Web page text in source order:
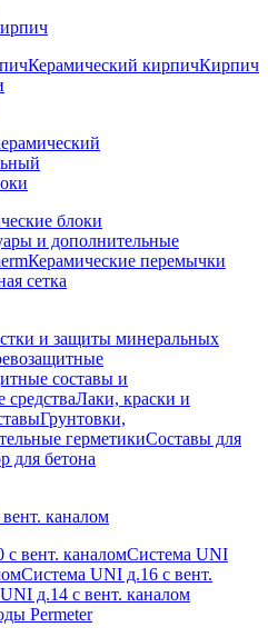
Керамический кирпичКирпич
блоки
и дополнительные
Керамические перемычки
сетка
и защиты минеральных
составы и
Лаки, краски и
Грунтовки,
герметикиСоставы для
для бетона
каналом
вент. каналомСистема UNI
Система UNI д.16 с вент.
д.14 с вент. каналом
Permeter